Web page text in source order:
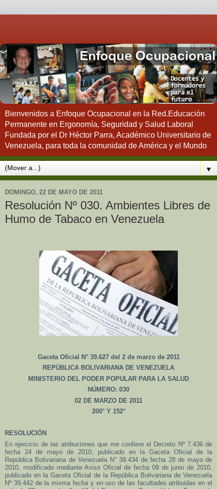
Bienvenidos a Enfoque Ocupacional en la Red.Educación
Permanente en Ergonomía, Seguridad y Salud Laboral
Fundada por el Dr Héctor Parra, Académico Universitario de
Venezuela, para toda la comunidad de América y el Mundo
▼
DOMINGO, 22 DE MAYO DE 2011
Resolución Nº 030. Ambientes Libres de
Humo de Tabaco en Venezuela
Gaceta Oficial N° 39.627 del 2 de marzo de 2011
REPÚBLICA BOLIVARIANA DE VENEZUELA
MINISTERIO DEL PODER POPULAR PARA LA SALUD
NÚMERO: 030
02 DE MARZO DE 2011
200° Y 152°
RESOLUCIÓN
En ejercicio de las atribuciones que me confiere el Decreto Nº 7.436 de
fecha 24 de mayo de 2010, publicado en la Gaceta Oficial de la
República Bolivariana de Venezuela N° 39.434 de fecha 28 de mayo de
2010, modificado mediante Aviso Oficial de fecha 09 de junio de 2010,
publicado en la Gaceta Oficial de la República Bolivariana de Venezuela
Nº 39.442 de la misma fecha y en uso de las facultades atribuidas en el